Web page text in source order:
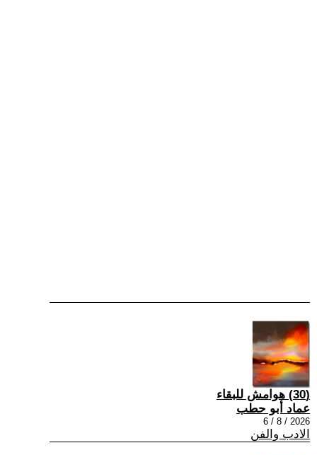
(30) هوامش للبقاء
عماد أبو حطب
2026 / 8 / 6
الادب والفن